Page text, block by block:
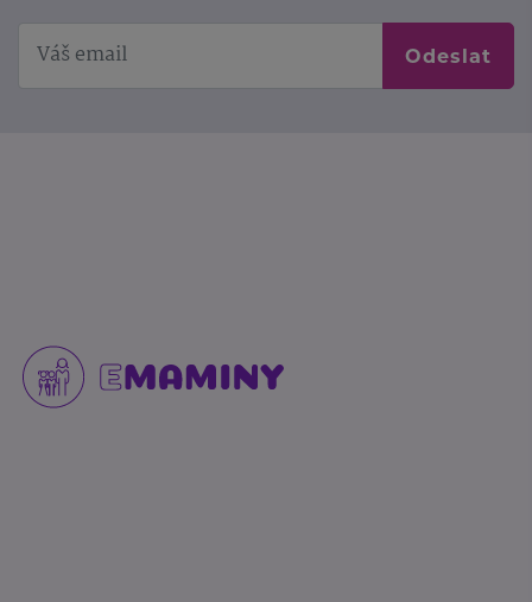
Odeslat